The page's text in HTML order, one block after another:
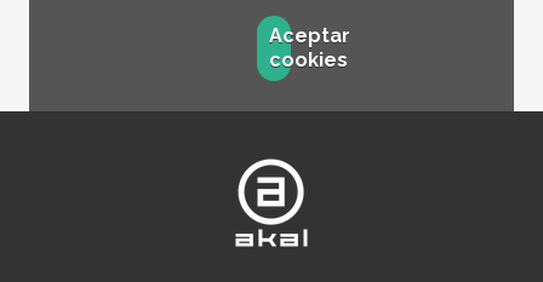
Aceptar
cookies